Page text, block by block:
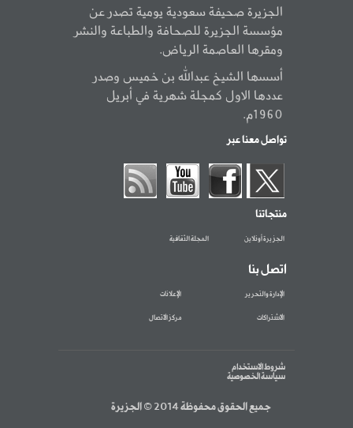
الجزيرة صحيفة سعودية يومية تصدر عن
مؤسسة الجزيرة للصحافة والطباعة والنشر
ومقرها العاصمة الرياض.
أسسها الشيخ عبدالله بن خميس وصدر
عددها الاول كمجلة شهرية في أبريل
1960م.
تواصل معنا عبر
منتجاتنا
الجزيرة أونلاين المجلة الثقافية
اتصل بنا
الإدارة والتحرير الإعلانات
الاشتراكات مركز الاتصال
شروط الاستخدام
سياسة الخصوصية
جميع الحقوق محفوظة 2014 © الجزيرة